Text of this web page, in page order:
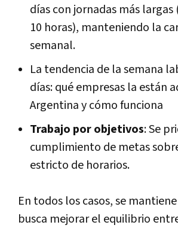
días con jornadas más
10 horas), manteniendo la
semanal.
La tendencia de la semana
días: qué empresas la están
Argentina y cómo funciona
Trabajo por objetivos: Se
cumplimiento de metas
estricto de horarios.
En todos los casos, se
busca mejorar el equilibrio